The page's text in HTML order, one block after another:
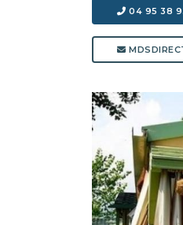
04 95 38